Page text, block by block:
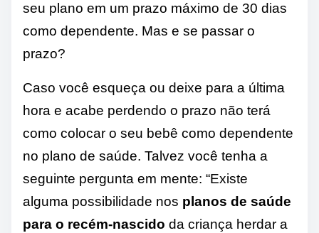
seu plano em um prazo máximo de 30 dias
como dependente. Mas e se passar o
prazo?
Caso você esqueça ou deixe para a última
hora e acabe perdendo o prazo não terá
como colocar o seu bebê como dependente
no plano de saúde. Talvez você tenha a
seguinte pergunta em mente: “Existe
alguma possibilidade nos planos de saúde
para o recém-nascido da criança herdar a